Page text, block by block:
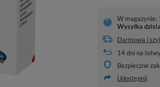
W magazynie:
Wysyłka
Darmowa i
14dni na
Bezpieczne
Udostępnij